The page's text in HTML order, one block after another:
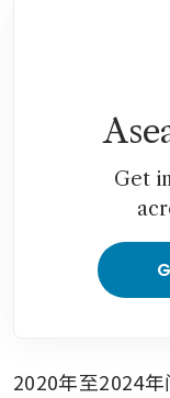
Get
2020年至2024